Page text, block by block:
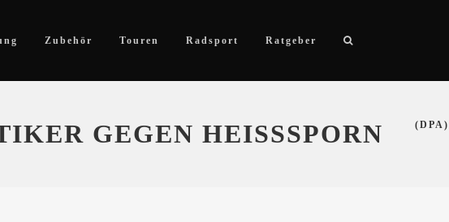
Zubehör Touren Radsport Ratgeber
GEGEN HEISSSPORN (DPA)